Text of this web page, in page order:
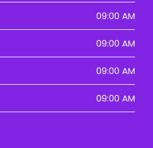
09:00 AM
09:00 AM
09:00 AM
09:00 AM